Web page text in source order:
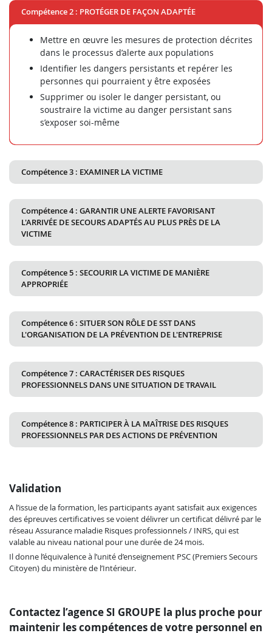
Compétence 2 : PROTÉGER DE FAÇON ADAPTÉE
Mettre en œuvre les mesures de protection décrites
dans le processus d’alerte aux populations
Identifier les dangers persistants et repérer les
personnes qui pourraient y être exposées
Supprimer ou isoler le danger persistant, ou
soustraire la victime au danger persistant sans
s’exposer soi-même
Compétence 3 : EXAMINER LA VICTIME
Compétence 4 : GARANTIR UNE ALERTE FAVORISANT
L'ARRIVÉE DE SECOURS ADAPTÉS AU PLUS PRÈS DE LA
VICTIME
Compétence 5 : SECOURIR LA VICTIME DE MANIÈRE
APPROPRIÉE
Compétence 6 : SITUER SON RÔLE DE SST DANS
L'ORGANISATION DE LA PRÉVENTION DE L'ENTREPRISE
Compétence 7 : CARACTÉRISER DES RISQUES
PROFESSIONNELS DANS UNE SITUATION DE TRAVAIL
Compétence 8 : PARTICIPER À LA MAÎTRISE DES RISQUES
PROFESSIONNELS PAR DES ACTIONS DE PRÉVENTION
Validation
A l’issue de la formation, les participants ayant satisfait aux exigences
des épreuves certificatives se voient délivrer un certificat délivré par le
réseau Assurance maladie Risques professionnels / INRS, qui est
valable au niveau national pour une durée de 24 mois.
Il donne l’équivalence à l’unité d’enseignement PSC (Premiers Secours
Citoyen) du ministère de l’Intérieur.
Contactez l’agence SI GROUPE la plus proche pour
maintenir les compétences de votre personnel en